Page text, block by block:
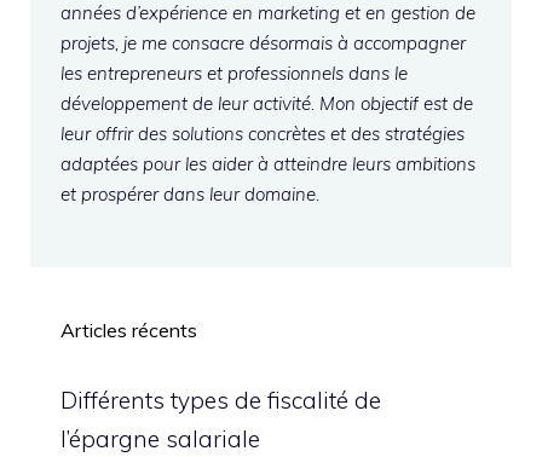
années d’expérience en marketing et en gestion de
projets, je me consacre désormais à accompagner
les entrepreneurs et professionnels dans le
développement de leur activité. Mon objectif est de
leur offrir des solutions concrètes et des stratégies
adaptées pour les aider à atteindre leurs ambitions
et prospérer dans leur domaine.
Articles récents
Différents types de fiscalité de
l’épargne salariale